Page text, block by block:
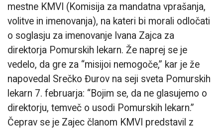
mestne KMVI (Komisija za mandatna vprašanja,
volitve in imenovanja), na kateri bi morali odločati
o soglasju za imenovanje Ivana Zajca za
direktorja Pomurskih lekarn. Že naprej se je
vedelo, da gre za “misijoi nemogoče,” kar je že
napovedal Srečko Đurov na seji sveta Pomurskih
lekarn 7. februarja: “Bojim se, da ne glasujemo o
direktorju, temveč o usodi Pomurskih lekarn.”
Čeprav se je Zajec članom KMVI predstavil z